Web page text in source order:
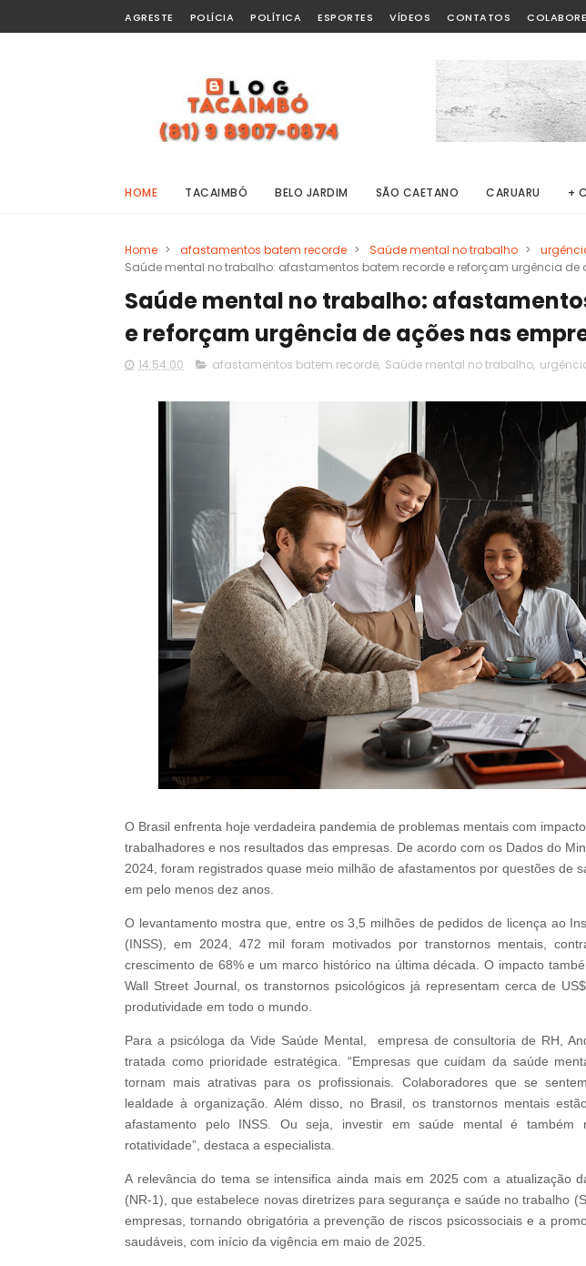
AGRESTE POLÍCIA POLÍTICA ESPORTES VÍDEOS CONTATOS COLABORE
HOME TACAIMBÓ BELO JARDIM SÃO CAETANO CARUARU +
Home > afastamentos batem recorde > Saúde mental no trabalho >
Saúde mental no trabalho: afastamentos batem recorde e reforçam urgência de
Saúde mental no trabalho:
e reforçam urgência de ações nas
14:54:00 afastamentos batem recorde, Saúde mental no trabalho,
O Brasil enfrenta hoje verdadeira pandemia de problemas mentais com
trabalhadores e nos resultados das empresas. De acordo com os Dados do
2024, foram registrados quase meio milhão de afastamentos por questões de
em pelo menos dez anos.
O levantamento mostra que, entre os 3,5 milhões de pedidos de licença ao
(INSS), em 2024, 472 mil foram motivados por transtornos mentais,
crescimento de 68% e um marco histórico na última década. O impacto
Wall Street Journal, os transtornos psicológicos já representam cerca de
produtividade em todo o mundo.
Para a psicóloga da Vide Saúde Mental, empresa de consultoria de RH,
tratada como prioridade estratégica. “Empresas que cuidam da saúde
tornam mais atrativas para os profissionais. Colaboradores que se
lealdade à organização. Além disso, no Brasil, os transtornos mentais
afastamento pelo INSS. Ou seja, investir em saúde mental é também
rotatividade”, destaca a especialista.
A relevância do tema se intensifica ainda mais em 2025 com a atualização
(NR-1), que estabelece novas diretrizes para segurança e saúde no trabalho
empresas, tornando obrigatória a prevenção de riscos psicossociais e a
saudáveis, com início da vigência em maio de 2025.